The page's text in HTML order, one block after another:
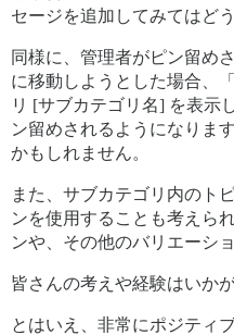
セージを追加してみてはど
同様に、管理者がピン留め
に移動しようとした場合、
リ [サブカテゴリ名] を表示
ン留めされるようになりま
かもしれません。
また、サブカテゴリ内のト
ンを使用することも考えら
ンや、その他のバリエーショ
皆さんの考えや経験はいか
とはいえ、非常にポジティ